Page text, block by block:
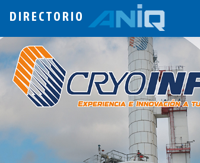
DIRECTORIO